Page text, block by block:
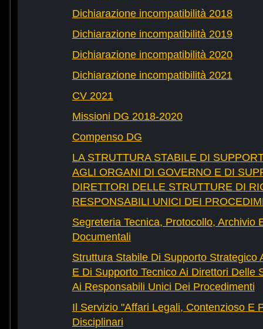
Dichiarazione incompatibilità 2018
Dichiarazione incompatibilità 2019
Dichiarazione incompatibilità 2020
Dichiarazione incompatibilità 2021
CV 2021
Missioni DG 2018-2020
Compenso DG
LA STRUTTURA STABILE DI
AGLI ORGANI DI GOVERNO E DI
DIRETTORI DELLE STRUTTURE DI
RESPONSABILI UNICI DEI
Segreteria Tecnica, Protocollo, Archivio
Documentali
Struttura Stabile Di Supporto Strategico
E Di Supporto Tecnico Ai Direttori Delle
Ai Responsabili Unici Dei Procedimenti
Il Servizio "Affari Legali, Contenzioso E
Disciplinari